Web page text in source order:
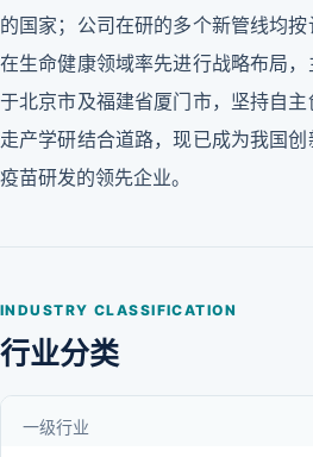
的国家；公司在研的多个新管线均
在生命健康领域率先进行战略布局
于北京市及福建省厦门市，坚持自主
走产学研结合道路，现已成为我国
疫苗研发的领先企业。
INDUSTRY CLASSIFICATION
行业分类
一级行业